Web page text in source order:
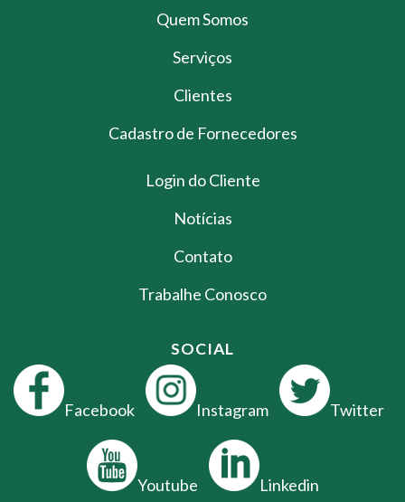
Quem Somos
Serviços
Clientes
Cadastro de Fornecedores
Login do Cliente
Notícias
Contato
Trabalhe Conosco
SOCIAL
Facebook Instagram Twitter
Youtube Linkedin